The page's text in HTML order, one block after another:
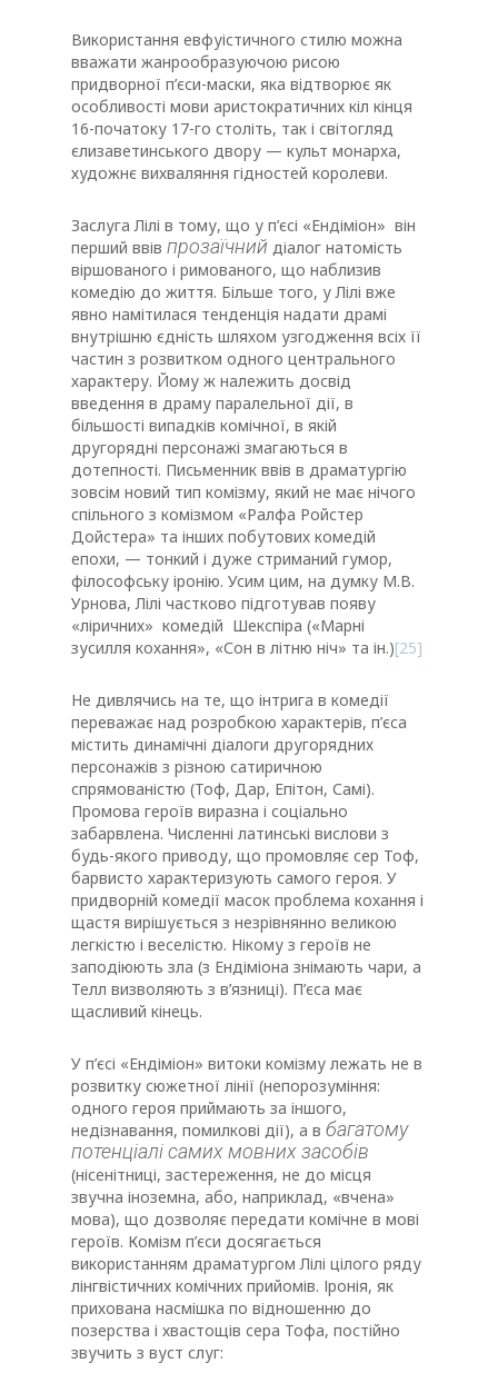
Використання евфуістичного стилю можна
вважати жанрообразуючою рисою
придворної п’єси-маски, яка відтворює як
особливості мови аристократичних кіл кінця
16-початоку 17-го століть, так і світогляд
єлизаветинського двору — культ монарха,
художнє вихваляння гідностей королеви.
Заслуга Лілі в тому, що у п’єсі «Ендіміон» він
перший ввів прозаїчний діалог натомість
віршованого і римованого, що наблизив
комедію до життя. Більше того, у Лілі вже
явно намітилася тенденція надати драмі
внутрішню єдність шляхом узгодження всіх її
частин з розвитком одного центрального
характеру. Йому ж належить досвід
введення в драму паралельної дії, в
більшості випадків комічної, в якій
другорядні персонажі змагаються в
дотепності. Письменник ввів в драматургію
зовсім новий тип комізму, який не має нічого
спільного з комізмом «Ралфа Ройстер
Дойстера» та інших побутових комедій
епохи, — тонкий і дуже стриманий гумор,
філософську іронію. Усим цим, на думку М.В.
Урнова, Лілі частково підготував появу
«ліричних» комедій Шекспіра («Марні
зусилля кохання», «Сон в літню ніч» та ін.)[25]
Не дивлячись на те, що інтрига в комедії
переважає над розробкою характерів, п’єса
містить динамічні діалоги другорядних
персонажів з різною сатиричною
спрямованістю (Тоф, Дар, Епітон, Самі).
Промова героїв виразна і соціально
забарвлена. Численні латинські вислови з
будь-якого приводу, що промовляє сер Тоф,
барвисто характеризують самого героя. У
придворній комедії масок проблема кохання і
щастя вирішується з незрівнянно великою
легкістю і веселістю. Нікому з героїв не
заподіюють зла (з Ендіміона знімають чари, а
Телл визволяють з в’язниці). П’єса має
щасливий кінець.
У п’єсі «Ендіміон» витоки комізму лежать не в
розвитку сюжетної лінії (непорозуміння:
одного героя приймають за іншого,
недізнавання, помилкові дії), а в багатому
потенціалі самих мовних засобів
(нісенітниці, застереження, не до місця
звучна іноземна, або, наприклад, «вчена»
мова), що дозволяє передати комічне в мові
героїв. Комізм п’єси досягається
використанням драматургом Лілі цілого ряду
лінгвістичних комічних прийомів. Іронія, як
прихована насмішка по відношенню до
позерства і хвастощів сера Тофа, постійно
звучить з вуст слуг: